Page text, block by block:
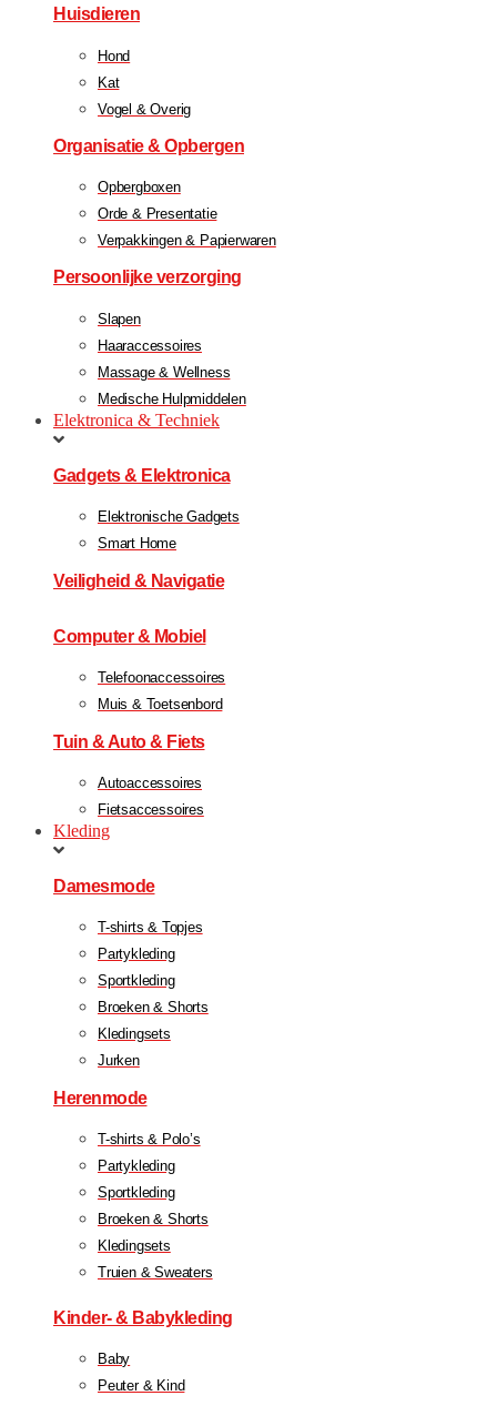
Huisdieren
Hond
Kat
Vogel & Overig
Organisatie & Opbergen
Opbergboxen
Orde & Presentatie
Verpakkingen & Papierwaren
Persoonlijke verzorging
Slapen
Haaraccessoires
Massage & Wellness
Medische Hulpmiddelen
Elektronica & Techniek
Gadgets & Elektronica
Elektronische Gadgets
Smart Home
Veiligheid & Navigatie
Computer & Mobiel
Telefoonaccessoires
Muis & Toetsenbord
Tuin & Auto & Fiets
Autoaccessoires
Fietsaccessoires
Kleding
Damesmode
T-shirts & Topjes
Partykleding
Sportkleding
Broeken & Shorts
Kledingsets
Jurken
Herenmode
T-shirts & Polo’s
Partykleding
Sportkleding
Broeken & Shorts
Kledingsets
Truien & Sweaters
Kinder- & Babykleding
Baby
Peuter & Kind